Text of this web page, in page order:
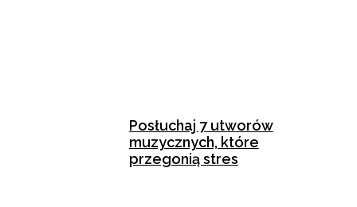
Posłuchaj 7 utworów
muzycznych, które
przegonią stres